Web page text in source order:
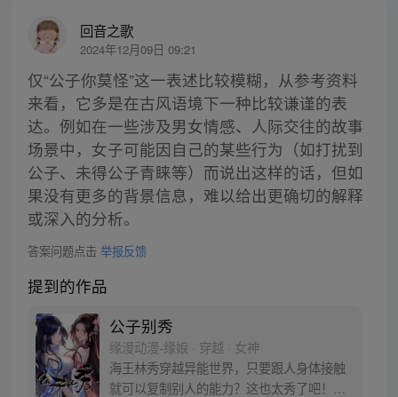
回音之歌
2024年12月09日 09:21
仅“公子你莫怪”这一表述比较模糊，从参考资料
来看，它多是在古风语境下一种比较谦谨的表
达。例如在一些涉及男女情感、人际交往的故事
场景中，女子可能因自己的某些行为（如打扰到
公子、未得公子青睐等）而说出这样的话，但如
果没有更多的背景信息，难以给出更确切的解释
或深入的分析。
答案问题点击 举报反馈
提到的作品
公子别秀
缘漫动漫-缘娘 · 穿越 · 女神
海王林秀穿越异能世界，只要跟人身体接触
就可以复制别人的能力？这也太秀了吧！从